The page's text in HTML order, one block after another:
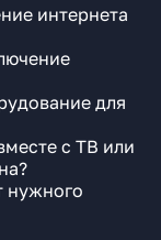
интернета
для
с ТВ или
нужного